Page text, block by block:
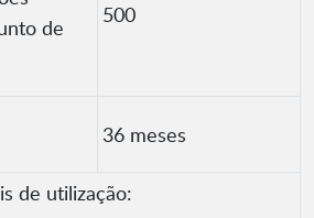
de
500
36 meses
de utilização: